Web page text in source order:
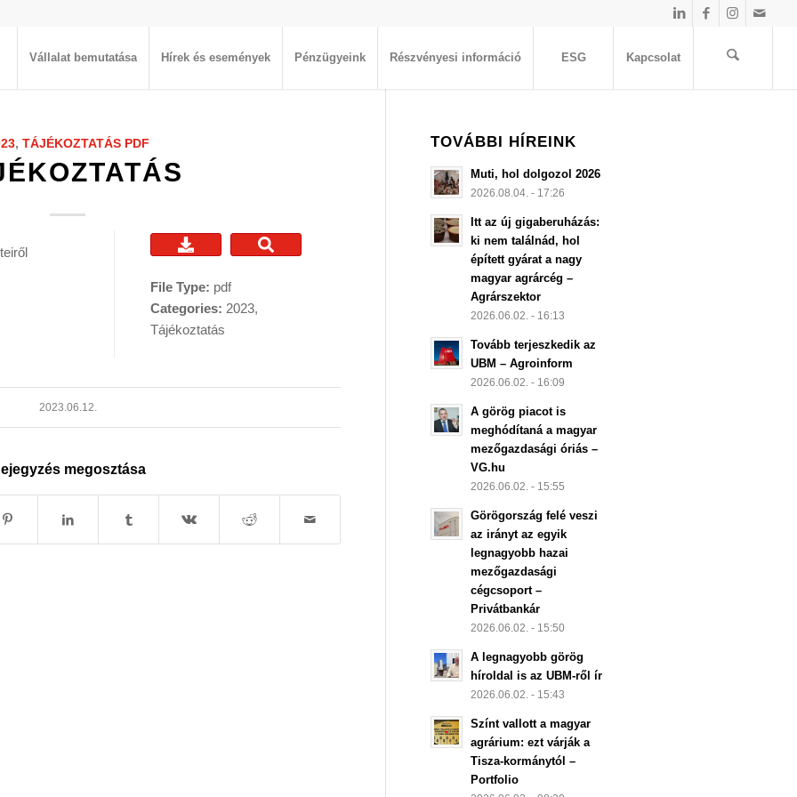
Vállalat bemutatása Hírek és események Pénzügyeink Részvényesi információ ESG Kapcsolat
, TÁJÉKOZTATÁS PDF
File Type: pdf
Categories: 2023,
Tájékoztatás
2023.06.12.
megosztása
TOVÁBBI HÍREINK
Muti, hol dolgozol 2026
2026.08.04. - 17:26
Itt az új gigaberuházás:
ki nem találnád, hol
épített gyárat a nagy
magyar agrárcég –
Agrárszektor
2026.06.02. - 16:13
Tovább terjeszkedik az
UBM – Agroinform
2026.06.02. - 16:09
A görög piacot is
meghódítaná a magyar
mezőgazdasági óriás –
VG.hu
2026.06.02. - 15:55
Görögország felé veszi
az irányt az egyik
legnagyobb hazai
mezőgazdasági
cégcsoport –
Privátbankár
2026.06.02. - 15:50
A legnagyobb görög
híroldal is az UBM-ről ír
2026.06.02. - 15:43
Színt vallott a magyar
agrárium: ezt várják a
Tisza-kormánytól –
Portfolio